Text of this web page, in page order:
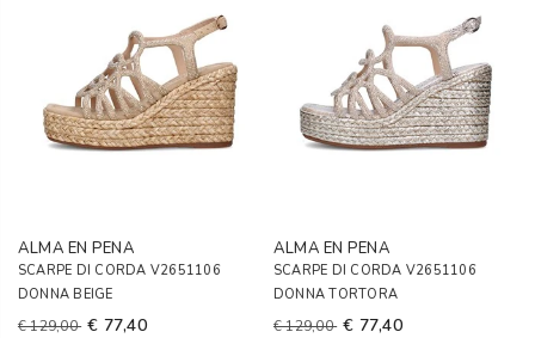
ALMA EN PENA
SCARPE DI CORDA V2651106
DONNA BEIGE
€ 129,00 € 77,40
ALMA EN PENA
SCARPE DI CORDA V2651106
DONNA TORTORA
€ 129,00 € 77,40